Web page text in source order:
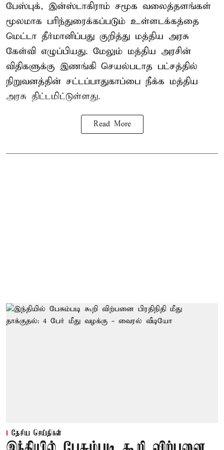
பேஸ்புக், இன்ஸ்டாகிராம் சமூக வலைத்தளங்கள்
மூலமாக பரிந்துரைக்கப்படும் உள்ளடக்கத்தை
மெட்டா தீர்மானிப்பது குறித்து மத்திய அரசு
கேள்வி எழுப்பியது. மேலும் மத்திய அரசின்
விதிகளுக்கு இணங்கி செயல்படாத பட்சத்தில்
நிறுவனத்தின் சட்டப்பாதுகாப்பை நீக்க மத்திய
அரசு திட்டமிட்டுள்ளது.
Read More
தேசிய செய்திகள்